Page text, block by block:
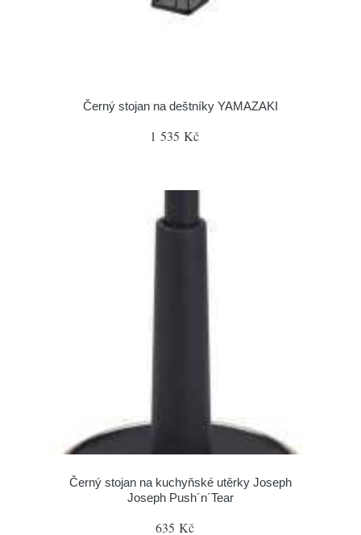
Černý stojan na deštníky YAMAZAKI
1 535 Kč
Černý stojan na kuchyňské utěrky Joseph
Joseph Push´n´Tear
635 Kč